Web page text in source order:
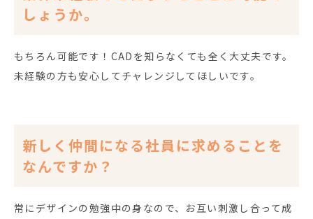
しょうか。
もちろん可能です！CADを知らなくても全く大丈夫です。
未経験の方も安心してチャレンジしてほしいです。
新しく仲間になる社員に求めることを
なんですか？
常にデザインの勉強中の身なので、お互い刺激し合って成